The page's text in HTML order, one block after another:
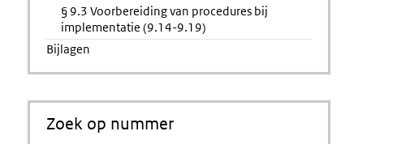
§ 9.3 Voorbereiding van procedures bij
implementatie (9.14-9.19)
Bijlagen
Zoek op nummer